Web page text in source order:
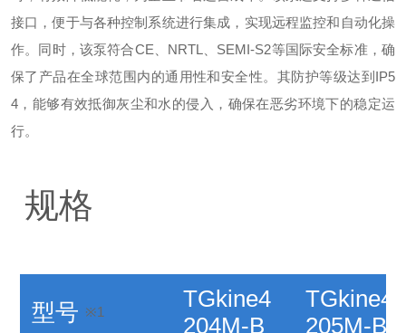
接口，便于与各种控制系统进行集成，实现远程监控和自动化操
作。同时，该泵符合CE、NRTL、SEMI-S2等国际安全标准，确
保了产品在全球范围内的通用性和安全性。其防护等级达到IP5
4，能够有效抵御灰尘和水的侵入，确保在恶劣环境下的稳定运
行。
规格
型号 ※1
TGkine4
204M-B
TGkine4
205M-B